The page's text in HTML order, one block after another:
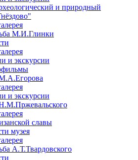
и природный
М.И.Глинки
и экскурсии
и экскурсии
славы
музея
А.Т.Твардовского